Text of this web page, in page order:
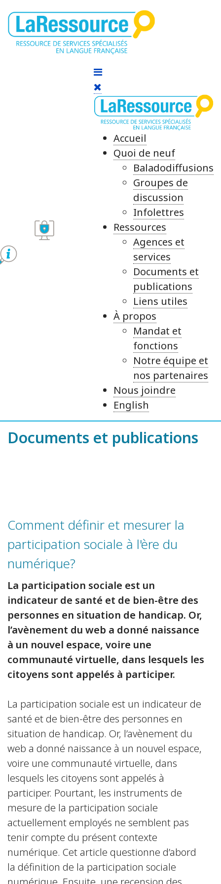
Accueil
Quoi de neuf
Baladodiffusions
Groupes de
discussion
Infolettres
Ressources
Agences et
services
Documents et
publications
Liens utiles
À propos
Mandat et
fonctions
Notre équipe et
nos partenaires
Nous joindre
English
Documents et publications
Comment définir et mesurer la
participation sociale à l'ère du
numérique?
La participation sociale est un
indicateur de santé et de bien-être des
personnes en situation de handicap. Or,
l’avènement du web a donné naissance
à un nouvel espace, voire une
communauté virtuelle, dans lesquels les
citoyens sont appelés à participer.
La participation sociale est un indicateur de
santé et de bien-être des personnes en
situation de handicap. Or, l’avènement du
web a donné naissance à un nouvel espace,
voire une communauté virtuelle, dans
lesquels les citoyens sont appelés à
participer. Pourtant, les instruments de
mesure de la participation sociale
actuellement employés ne semblent pas
tenir compte du présent contexte
numérique. Cet article questionne d’abord
la définition de la participation sociale